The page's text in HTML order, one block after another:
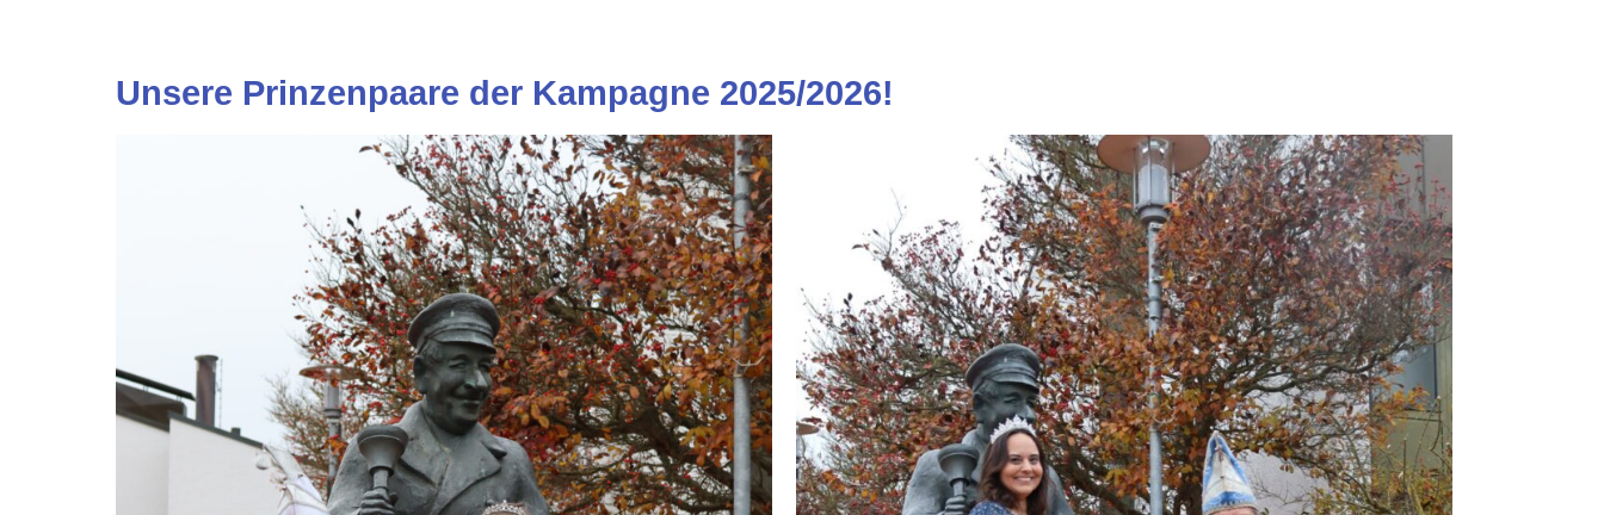
Unsere Prinzenpaare der Kampagne 2025/2026!